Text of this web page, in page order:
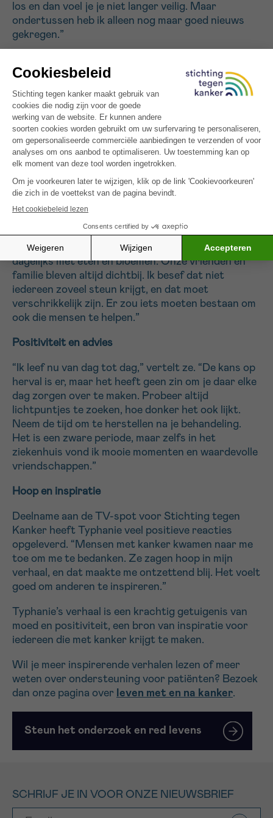
los en dan voel je je niet langer veilig. Maar
ondertussen heb ik alleen nog maar goed nieuws
gekregen.”
Het verlies van haar haar en wenkbrauwen was
bijzonder zwaar. “Ik herkende mezelf niet meer in de
spiegel en vroeg me af waar Typhanie gebleven was.
Inmiddels heb ik mezelf deels teruggevonden en ben
ik anders gaan nadenken over het leven. Ik maak me
minder druk en heb meer respect gekregen voor
elke dag want het kan zo voorbij zijn.”
Onmisbare steun
ontving. “De ouders van de vriendjes van mijn
kinderen op school en de crèchekinderen kwamen
dagelijks met eten en bloemen. Onze vrienden en
familie bleven altijd dichtbij. Ik besef dat niet
iedereen zoveel steun krijgt, en dat moet
verschrikkelijk zijn. Er zou iets moeten bestaan om
ook die mensen te helpen.”
Positiviteit en advies
“Ik leef nu van dag tot dag,” vertelt ze. “De kans op
herval is er, maar het heeft geen zin om je daar elke
dag zorgen over te maken. Probeer altijd
lichtpuntjes te zoeken, hoe donker het ook lijkt.
Neem de tijd om te herstellen na je behandeling.
Het is een zware periode, maar zelfs in het
ziekenhuis vond ik mooie momenten en waardevolle
vriendschappen.”
Hoop en inspiratie
Deelname aan de TV-spot voor Stichting tegen
Kanker heeft Typhanie veel positieve reacties
opgeleverd. “Mensen met kanker kwamen naar me
toe om me te bedanken. Ze zagen hoop in mijn
verhaal, en dat maakte me ontzettend blij. Het voelt
goed om anderen te inspireren.”
Typhanie’s verhaal is een krachtig getuigenis van
moed en positiviteit, een bron van inspiratie voor
iedereen die met kanker krijgt te maken.
Wil je meer inspirerende verhalen lezen of meer
weten over ondersteuning voor patiënten? Bezoek
dan onze pagina over leven met en na kanker.
Steun het onderzoek en red levens
SCHRIJF JE IN VOOR ONZE NIEUWSBRIEF